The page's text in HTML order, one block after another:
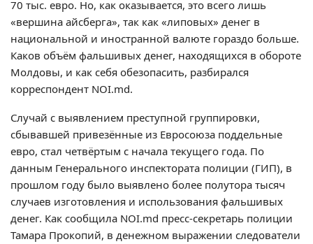
70 тыс. евро. Но, как оказывается, это всего лишь
«вершина айсберга», так как «липовых» денег в
национальной и иностранной валюте гораздо больше.
Каков объём фальшивых денег, находящихся в обороте
Молдовы, и как себя обезопасить, разбирался
корреспондент NOI.md.
Случай с выявлением преступной группировки,
сбывавшей привезённые из Евросоюза поддельные
евро, стал четвёртым с начала текущего года. По
данным Генерального инспектората полиции (ГИП), в
прошлом году было выявлено более полутора тысяч
случаев изготовления и использования фальшивых
денег. Как сообщила NOI.md пресс-секретарь полиции
Тамара Прокопий, в денежном выражении следователи